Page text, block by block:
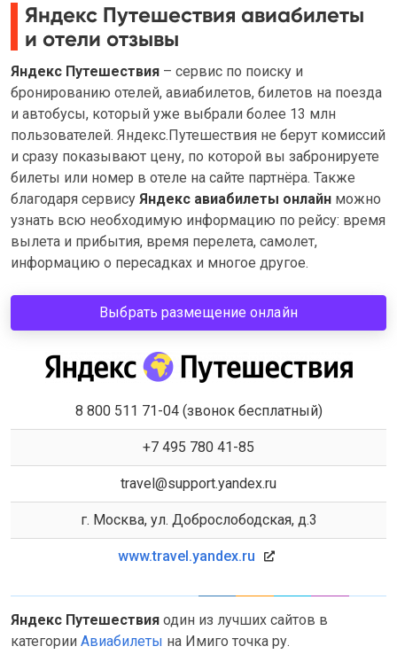
Яндекс Путешествия авиабилеты
и отели отзывы
Яндекс Путешествия – сервис по поиску и
бронированию отелей, авиабилетов, билетов на поезда
и автобусы, который уже выбрали более 13 млн
пользователей. Яндекс.Путешествия не берут комиссий
и сразу показывают цену, по которой вы забронируете
билеты или номер в отеле на сайте партнёра. Также
благодаря сервису Яндекс авиабилеты онлайн можно
узнать всю необходимую информацию по рейсу: время
вылета и прибытия, время перелета, самолет,
информацию о пересадках и многое другое.
Выбрать размещение онлайн
8 800 511 71-04 (звонок бесплатный)
+7 495 780 41-85
travel@support.yandex.ru
г. Москва, ул. Доброслободская, д.3
www.travel.yandex.ru
Яндекс Путешествия один из лучших сайтов в
категории Авиабилеты на Имиго точка ру.